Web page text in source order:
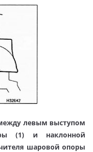
левым выступом
(1) и наклонной
шаровой опоры